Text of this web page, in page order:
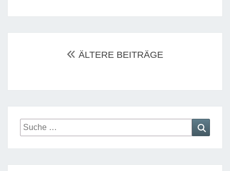
ist”
ÄLTERE BEITRÄGE
Suche
nach: